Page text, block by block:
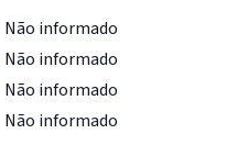
Não informado
Não informado
Não informado
Não informado